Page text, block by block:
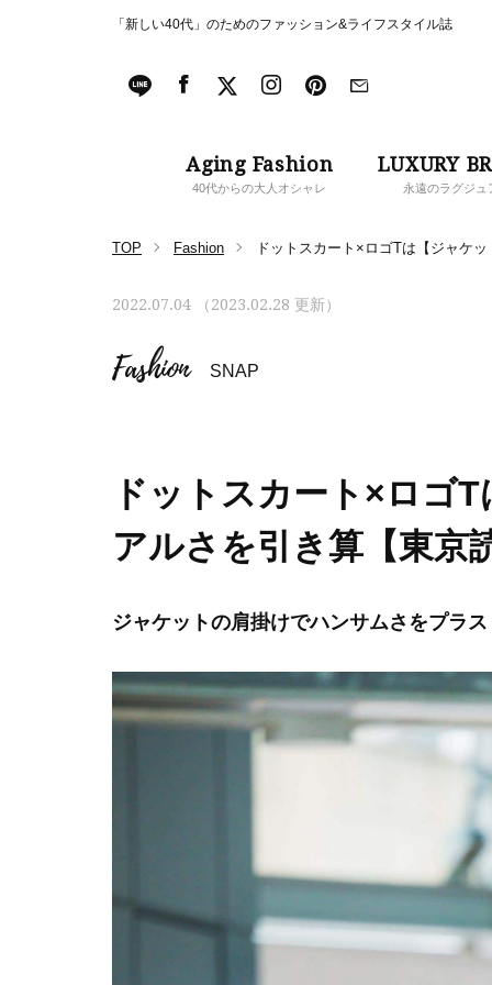
「新しい40代」のためのファッション&ライフスタイル誌
Aging Fashion
40代からの大人オシャレ
LUXURY
永遠のラグジュ
TOP Fashion ドットスカート×ロゴTは【ジャケ
2022.07.04 （2023.02.28 更新）
Fashion SNAP
ドットスカート×ロゴ
アルさを引き算【東京
ジャケットの肩掛けでハンサムさをプラス